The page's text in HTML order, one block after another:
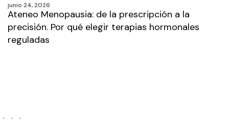
junio 24, 2026
Ateneo Menopausia: de la prescripción a la
precisión. Por qué elegir terapias hormonales
reguladas